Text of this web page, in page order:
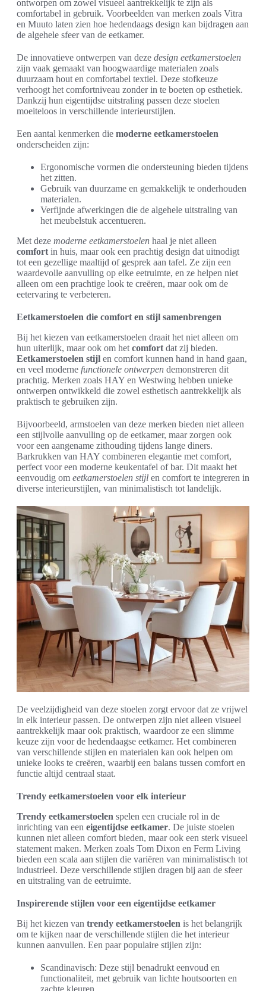
ontworpen om zowel visueel aantrekkelijk te zijn als
comfortabel in gebruik. Voorbeelden van merken zoals Vitra
en Muuto laten zien hoe hedendaags design kan bijdragen aan
de algehele sfeer van de eetkamer.
De innovatieve ontwerpen van deze design eetkamerstoelen
zijn vaak gemaakt van hoogwaardige materialen zoals
duurzaam hout en comfortabel textiel. Deze stofkeuze
verhoogt het comfortniveau zonder in te boeten op esthetiek.
Dankzij hun eigentijdse uitstraling passen deze stoelen
moeiteloos in verschillende interieurstijlen.
Een aantal kenmerken die moderne eetkamerstoelen
onderscheiden zijn:
Ergonomische vormen die ondersteuning bieden tijdens
het zitten.
Gebruik van duurzame en gemakkelijk te onderhouden
materialen.
Verfijnde afwerkingen die de algehele uitstraling van
het meubelstuk accentueren.
Met deze moderne eetkamerstoelen haal je niet alleen
comfort in huis, maar ook een prachtig design dat uitnodigt
tot een gezellige maaltijd of gesprek aan tafel. Ze zijn een
waardevolle aanvulling op elke eetruimte, en ze helpen niet
alleen om een prachtige look te creëren, maar ook om de
eetervaring te verbeteren.
Eetkamerstoelen die comfort en stijl samenbrengen
Bij het kiezen van eetkamerstoelen draait het niet alleen om
hun uiterlijk, maar ook om het comfort dat zij bieden.
Eetkamerstoelen stijl en comfort kunnen hand in hand gaan,
en veel moderne functionele ontwerpen demonstreren dit
prachtig. Merken zoals HAY en Westwing hebben unieke
ontwerpen ontwikkeld die zowel esthetisch aantrekkelijk als
praktisch te gebruiken zijn.
Bijvoorbeeld, armstoelen van deze merken bieden niet alleen
een stijlvolle aanvulling op de eetkamer, maar zorgen ook
voor een aangename zithouding tijdens lange diners.
Barkrukken van HAY combineren elegantie met comfort,
perfect voor een moderne keukentafel of bar. Dit maakt het
eenvoudig om eetkamerstoelen stijl en comfort te integreren in
diverse interieurstijlen, van minimalistisch tot landelijk.
De veelzijdigheid van deze stoelen zorgt ervoor dat ze vrijwel
in elk interieur passen. De ontwerpen zijn niet alleen visueel
aantrekkelijk maar ook praktisch, waardoor ze een slimme
keuze zijn voor de hedendaagse eetkamer. Het combineren
van verschillende stijlen en materialen kan ook helpen om
unieke looks te creëren, waarbij een balans tussen comfort en
functie altijd centraal staat.
Trendy eetkamerstoelen voor elk interieur
Trendy eetkamerstoelen spelen een cruciale rol in de
inrichting van een eigentijdse eetkamer. De juiste stoelen
kunnen niet alleen comfort bieden, maar ook een sterk visueel
statement maken. Merken zoals Tom Dixon en Ferm Living
bieden een scala aan stijlen die variëren van minimalistisch tot
industrieel. Deze verschillende stijlen dragen bij aan de sfeer
en uitstraling van de eetruimte.
Inspirerende stijlen voor een eigentijdse eetkamer
Bij het kiezen van trendy eetkamerstoelen is het belangrijk
om te kijken naar de verschillende stijlen die het interieur
kunnen aanvullen. Een paar populaire stijlen zijn:
Scandinavisch: Deze stijl benadrukt eenvoud en
functionaliteit, met gebruik van lichte houtsoorten en